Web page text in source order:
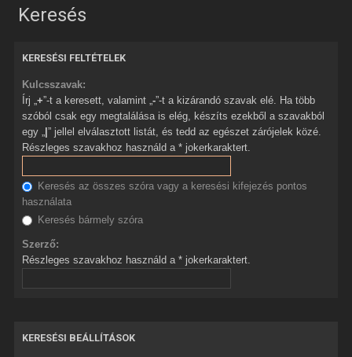
Keresés
KERESÉSI FELTÉTELEK
Kulcsszavak:
Írj „ +”-t a keresett, valamint „ -”-t a kizárandó szavak elé. Ha több
szóból csak egy megtalálása is elég, készíts ezekből a szavakból
egy „ |” jellel elválasztott listát, és tedd az egészet zárójelek közé.
Részleges szavakhoz használd a * jokerkaraktert.
Keresés az összes szóra vagy a keresési kifejezés pontos
használata
Keresés bármely szóra
Szerző:
Részleges szavakhoz használd a * jokerkaraktert.
KERESÉSI BEÁLLÍTÁSOK